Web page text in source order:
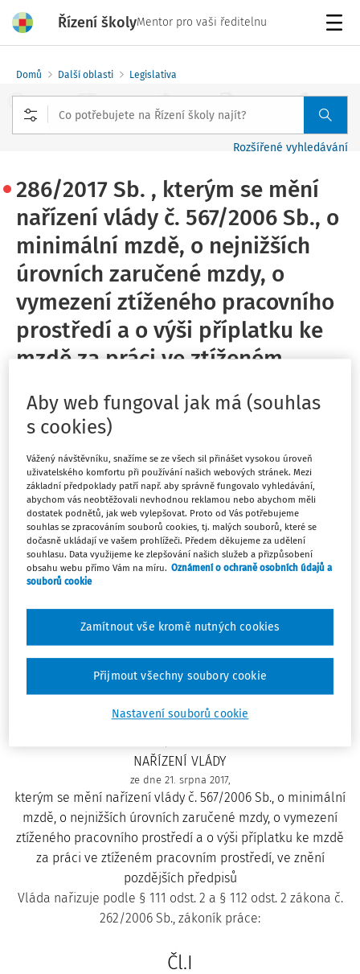
Řízení školyMentor pro vaši ředitelnu
Domů Další oblasti Legislativa
Rozšířené vyhledávání
286/2017 Sb. , kterým se mění
nařízení vlády č. 567/2006 Sb., o
minimální mzdě, o nejnižších
úrovních zaručené mzdy, o
vymezení ztíženého pracovního
prostředí a o výši příplatku ke
mzdě za práci ve ztíženém
pracovním prostředí, ve znění
pozdějších předpisů
Platný od:01.01.2018
Zrušený:01.01.2025
Paragrafové znění
Sledovat předpis
Hledat v textu předpisu
Platný od:01.01.2018
NAŘÍZENÍ VLÁDY
ze dne 21. srpna 2017,
kterým se mění nařízení vlády č. 567/2006 Sb., o minimální
mzdě, o nejnižších úrovních zaručené mzdy, o vymezení
ztíženého pracovního prostředí a o výši příplatku ke mzdě
za práci ve ztíženém pracovním prostředí, ve znění
pozdějších předpisů
Vláda nařizuje podle § 111 odst. 2 a § 112 odst. 2 zákona č.
262/2006 Sb., zákoník práce:
Čl.I
Aby web fungoval jak má (souhlas
s cookies)
Vážený návštěvníku, snažíme se ze všech sil přinášet vysokou úroveň
uživatelského komfortu při používání našich webových stránek. Mezi
základní předpoklady patří např. aby správně fungovalo vyhledávání,
abychom vás neobtěžovali nevhodnou reklamou nebo abychom měli
dostatek podnětů, jak web vylepšovat. Proto od Vás potřebujeme
souhlas se zpracováním souborů cookies, tj. malých souborů, které se
dočasně ukládají ve vašem prohlížeči. Předem děkujeme za udělení
souhlasu. Data využijeme ke zlepšování našich služeb a přizpůsobení
obsahu webu přímo Vám na míru. Oznámení o ochraně osobních údajů a
souborů cookie
Nastavení souborů cookie
Zamítnout vše kromě nutných cookies
Přijmout všechny soubory cookie